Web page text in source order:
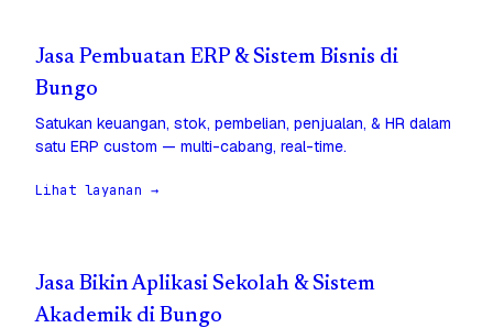
Jasa Pembuatan ERP & Sistem Bisnis di
Bungo
Satukan keuangan, stok, pembelian, penjualan, & HR dalam
satu ERP custom — multi-cabang, real-time.
Lihat layanan →
Jasa Bikin Aplikasi Sekolah & Sistem
Akademik di Bungo